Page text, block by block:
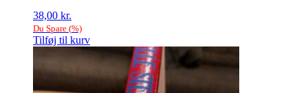
38,00 kr.
Du Spare (%)
Tilføj til kurv